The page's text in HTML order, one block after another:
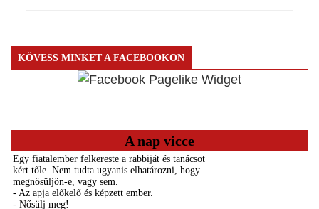
KÖVESS MINKET A FACEBOOKON
A nap vicce